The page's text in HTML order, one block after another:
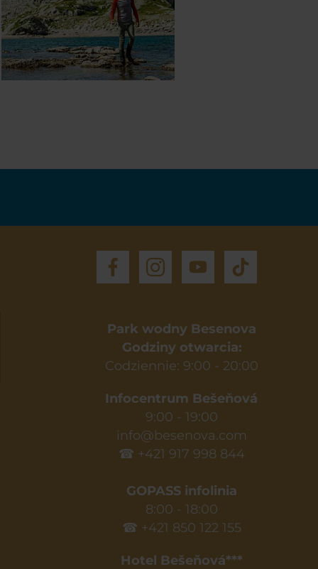
Park wodny Besenova
Godziny otwarcia:
Codziennie: 9:00 - 20:00
Infocentrum Bešeňová
9:00 - 19:00
info@besenova.com
☎ +421 917 998 844
GOPASS infolinia
8:00 - 18:00
☎ +421 850 122 155
Hotel Bešeňová***